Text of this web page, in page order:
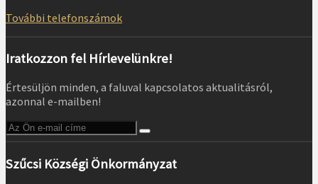
További telefonszámok
Iratkozzon fel Hírlevelünkre!
Értesüljön minden, a faluval kapcsolatos aktualitásról,
azonnal e-mailben!
Szűcsi Községi Önkormányzat